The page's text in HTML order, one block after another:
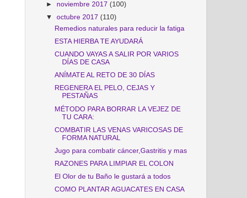
► noviembre 2017 (100)
▼octubre 2017 (110)
Remedios naturales para reducir la fatiga
ESTA HIERBA TE AYUDARÁ
CUANDO VAYAS A SALIR POR VARIOS
DÍAS DE CASA
ANÍMATE AL RETO DE 30 DÍAS
REGENERA EL PELO, CEJAS Y
PESTAÑAS
MÉTODO PARA BORRAR LA VEJEZ DE
TU CARA:
COMBATIR LAS VENAS VARICOSAS DE
FORMA NATURAL
Jugo para combatir cáncer,Gastritis y mas
RAZONES PARA LIMPIAR EL COLON
El Olor de tu Baño le gustará a todos
COMO PLANTAR AGUACATES EN CASA